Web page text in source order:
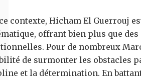
contexte, Hicham El Guerrouj
offrant bien plus que
Pour de nombreux
de surmonter les obstacles
et la détermination. En